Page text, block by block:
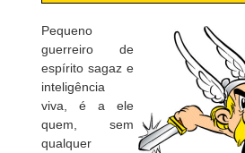
Pequeno
guerreiro de
espírito sagaz e
inteligência
viva, é a ele
quem, sem
qualquer